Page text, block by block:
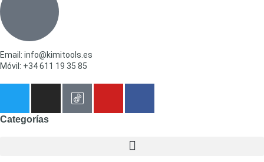
Email: info@kimitools.es
Móvil: +34 611 19 35 85
Categorías